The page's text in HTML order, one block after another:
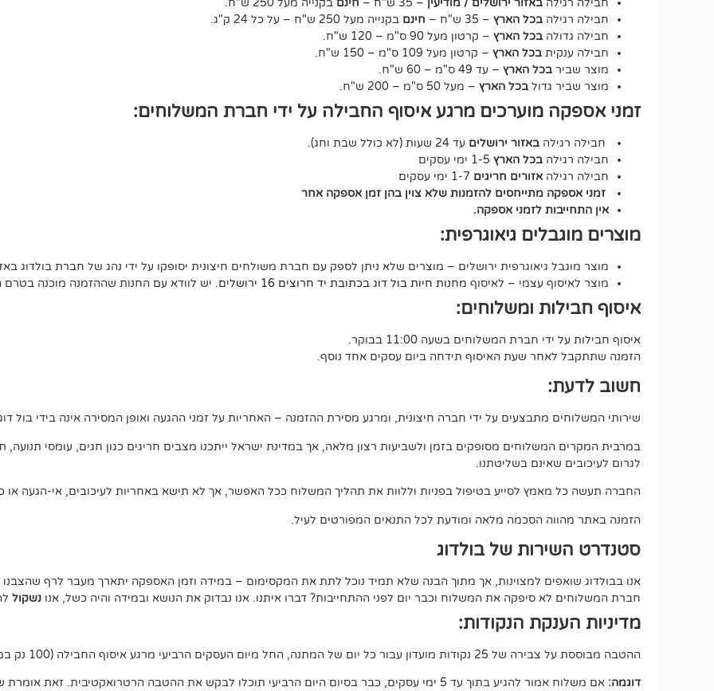
חבילה רגילה באזור ירושלים / מודיעין – 35 ש"ח – חינם בקנייה מעל 250 ש"ח.
חבילה רגילה בכל הארץ – 35 ש"ח – חינם בקנייה מעל 250 ש"ח – על כל 24 ק"ג.
חבילה גדולה בכל הארץ – קרטון מעל 90 ס"מ – 120 ש"ח.
חבילה ענקית בכל הארץ – קרטון מעל 109 ס"מ – 150 ש"ח.
מוצר שביר בכל הארץ – עד 49 ס"מ – 60 ש"ח.
מוצר שביר גדול בכל הארץ – מעל 50 ס"מ – 200 ש"ח.
זמני אספקה מוערכים מרגע איסוף החבילה על ידי חברת המשלוחים:
חבילה רגילה באזור ירושלים עד 24 שעות (לא כולל שבת וחג).
חבילה רגילה בכל הארץ
חבילה רגילה אזורים חריגים
זמני אספקה מתייחסים להזמנות שלא צוין בהן זמן אספקה אחר
אין התחייבות לזמני אספקה.
מוצרים מוגבלים גיאוגרפית:
מוצר מוגבל גיאוגרפית ירושלים – מוצרים שלא ניתן לספק עם חברת משולחים חיצונית יסופקו על ידי נהג של חברת בולדוג
מוצר לאיסוף עצמי – לאיסוף מחנות חיות בול דוג בכתובת יד חרוצים 16 ירושלים . יש לוודא עם החנות שההזמנה מוכנה בטרם
איסוף חבילות ומשלוחים:
איסוף חבילות על ידי חברת המשלוחים בשעה 11:00 בבוקר.
הזמנה שתתקבל לאחר שעת האיסוף תידחה ביום עסקים אחד נוסף.
חשוב לדעת:
שירותי המשלוחים מתבצעים על ידי חברה חיצונית, ומרגע מסירת ההזמנה – האחריות על זמני ההגעה ואופן המסירה אינה בידי בול
במרבית המקרים המשלוחים מסופקים בזמן ולשביעות רצון מלאה, אך במדינת ישראל ייתכנו מצבים חריגים כגון חגים, עומסי תנועה,
לגרום לעיכובים שאינם בשליטתנו.
החברה תעשה כל מאמץ לסייע בטיפול בפניות וללוות את תהליך המשלוח ככל האפשר, אך לא תישא באחריות לעיכובים, אי-הגעה או
הזמנה באתר מהווה הסכמה מלאה ומודעת לכל התנאים המפורטים לעיל.
סטנדרט השירות של בולדוג
אנו בבולדוג שואפים למצוינות, אך מתוך הבנה שלא תמיד נוכל לתת את המקסימום – במידה וזמן האספקה יתארך מעבר לרף
חברת המשלוחים לא סיפקה את המשלוח וכבר יום לפני ההתחייבות? דברו איתנו. אנו נבדוק את הנושא ובמידה והיה כשל, אנו נשקול
מדיניות הענקת הנקודות:
ההטבה מבוססת על צבירה של 25 נקודות מועדון עבור כל יום של המתנה, החל מיום העסקים הרביעי מרגע איסוף החבילה (100 נק במצטבר).
דוגמה: